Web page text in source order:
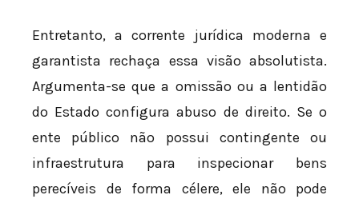
Entretanto, a corrente jurídica moderna e
garantista rechaça essa visão absolutista.
Argumenta-se que a omissão ou a lentidão
do Estado configura abuso de direito. Se o
ente público não possui contingente ou
infraestrutura para inspecionar bens
perecíveis de forma célere, ele não pode